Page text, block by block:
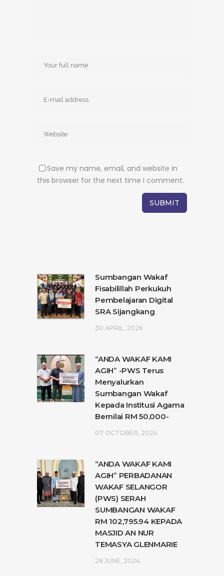
Save my name, email, and website in
this browser for the next time I comment.
Sumbangan Wakaf
Fisabilillah Perkukuh
Pembelajaran Digital
SRA Sijangkang
30 APRIL, 2026
“ANDA WAKAF KAMI
AGIH” -PWS Terus
Menyalurkan
Sumbangan Wakaf
Kepada Institusi Agama
Bernilai RM 50,000-
07 OCTOBER, 2024
“ANDA WAKAF KAMI
AGIH” PERBADANAN
WAKAF SELANGOR
(PWS) SERAH
SUMBANGAN WAKAF
RM 102,795.94 KEPADA
MASJID AN NUR
TEMASYA GLENMARIE
28 JUNE, 2024